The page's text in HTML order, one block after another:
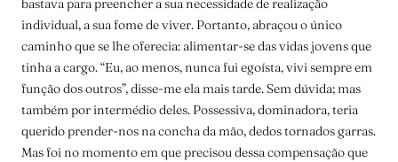
bastava para preencher a sua necessidade de realização
individual, a sua fome de viver. Portanto, abraçou o único
caminho que se lhe oferecia: alimentar-se das vidas jovens que
tinha a cargo. “Eu, ao menos, nunca fui egoísta, vivi sempre em
função dos outros”, disse-me ela mais tarde. Sem dúvida; mas
também por intermédio deles. Possessiva, dominadora, teria
querido prender-nos na concha da mão, dedos tornados garras.
Mas foi no momento em que precisou dessa compensação que